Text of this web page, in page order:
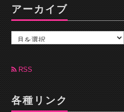
アーカイブ
カ
ブ RSS
各種リンク